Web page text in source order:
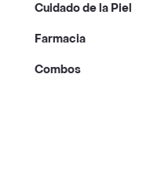
Cuidado de la Piel
Farmacia
Combos